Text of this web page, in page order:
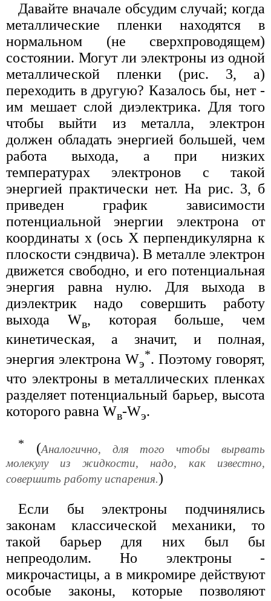
Давайте вначале обсудим случай; когда
металлические пленки находятся в
нормальном (не сверхпроводящем)
состоянии. Могут ли электроны из одной
металлической пленки (рис. 3, а)
переходить в другую? Казалось бы, нет -
им мешает слой диэлектрика. Для того
чтобы выйти из металла, электрон
должен обладать энергией большей, чем
работа выхода, а при низких
температурах электронов с такой
энергией практически нет. На рис. 3, б
приведен график зависимости
потенциальной энергии электрона от
координаты х (ось X перпендикулярна к
плоскости сэндвича). В металле электрон
движется свободно, и его потенциальная
энергия равна нулю. Для выхода в
диэлектрик надо совершить работу
выхода Wв, которая больше, чем
кинетическая, а значит, и полная,
энергия электрона Wэ
*. Поэтому говорят,
что электроны в металлических пленках
разделяет потенциальный барьер, высота
которого равна Wв-Wэ.
* (Аналогично, для того чтобы вырвать
молекулу из жидкости, надо, как известно,
совершить работу испарения.)
Если бы электроны подчинялись
законам классической механики, то
такой барьер для них был бы
непреодолим. Но электроны -
микрочастицы, а в микромире действуют
особые законы, которые позволяют